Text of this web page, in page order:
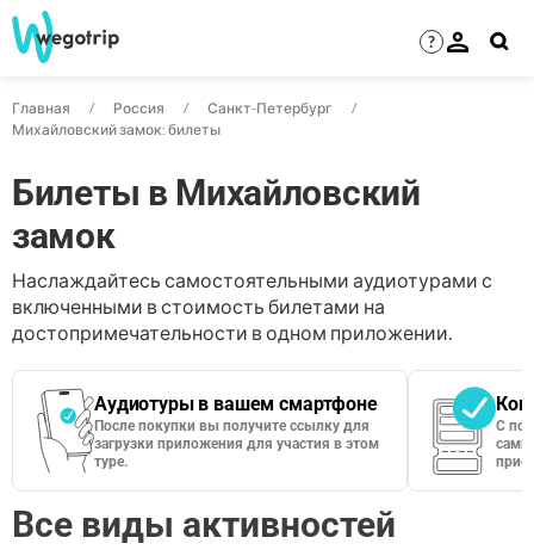
?
Главная Россия
Санкт-Петербург
Михайловский замок: билеты
Билеты в Михайловский
замок
Наслаждайтесь самостоятельными аудиотурами с
включенными в стоимость билетами на
достопримечательности в одном приложении.
Аудиотуры в вашем смартфоне
После покупки вы получите ссылку для
загрузки приложения для участия в этом
туре.
С
сами
Все виды активностей